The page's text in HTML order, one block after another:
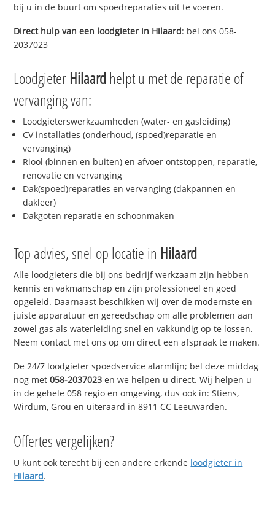
bij u in de buurt om spoedreparaties uit te voeren.
Direct hulp van een loodgieter in Hilaard: bel ons 058-
2037023
Loodgieter Hilaardhelpt u met de reparatie of
vervanging van:
Loodgieterswerkzaamheden (water- en gasleiding)
CV installaties (onderhoud, (spoed)reparatie en
vervanging)
Riool (binnen en buiten) en afvoer ontstoppen, reparatie,
renovatie en vervanging
Dak(spoed)reparaties en vervanging (dakpannen en
dakleer)
Dakgoten reparatie en schoonmaken
Top advies, snel op locatie in Hilaard
Alle loodgieters die bij ons bedrijf werkzaam zijn hebben
kennis en vakmanschap en zijn professioneel en goed
opgeleid. Daarnaast beschikken wij over de modernste en
juiste apparatuur en gereedschap om alle problemen aan
zowel gas als waterleiding snel en vakkundig op te lossen.
Neem contact met ons op om direct een afspraak te maken.
De 24/7 loodgieter spoedservice alarmlijn; bel deze middag
nog met058-2037023 en we helpen u direct. Wij helpen u
in de gehele 058 regio en omgeving, dus ook in: Stiens,
Wirdum, Grou en uiteraard in 8911 CC Leeuwarden.
Offertes vergelijken?
U kunt ook terecht bij een andere erkende loodgieter in
Hilaard.